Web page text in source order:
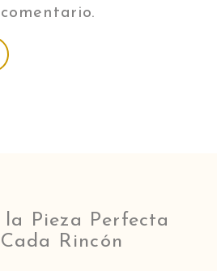
la Pieza Perfecta
Rincón